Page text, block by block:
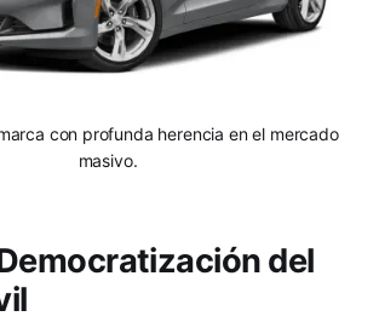
con profunda herencia en el mercado
masivo.
del